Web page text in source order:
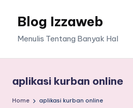
Blog Izzaweb
Menulis Tentang Banyak Hal
aplikasi kurban online
Home aplikasi kurban online